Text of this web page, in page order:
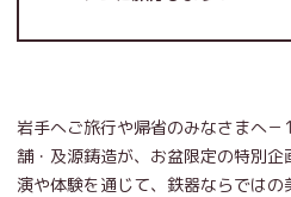
岩手へご旅行や帰省のみなさまへ
舗・及源鋳造が、お盆限定の特別
演や体験を通じて、鉄器ならでは